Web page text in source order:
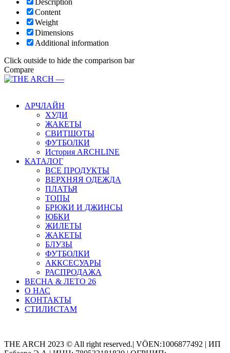
Description
Content
Weight
Dimensions
Additional information
Click outside to hide the comparison bar
Compare
АРЧЛАЙН
ХУДИ
ЖАКЕТЫ
СВИТШОТЫ
ФУТБОЛКИ
История ARCHLINE
КАТАЛОГ
ВСЕ ПРОДУКТЫ
ВЕРХНЯЯ ОДЕЖДА
ПЛАТЬЯ
ТОПЫ
БРЮКИ И ДЖИНСЫ
ЮБКИ
ЖИЛЕТЫ
ЖАКЕТЫ
БЛУЗЫ
ФУТБОЛКИ
АККСЕСУАРЫ
РАСПРОДАЖА
ВЕСНА & ЛЕТО 26
О НАС
КОНТАКТЫ
СТИЛИСТАМ
THE ARCH 2023 © All right reserved.| VÖEN:1006877492 | ИП